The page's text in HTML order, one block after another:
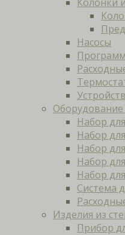
Насосы
Набор
Набор
Набор
Набор
Набор
Система
Изделия из
Прибор